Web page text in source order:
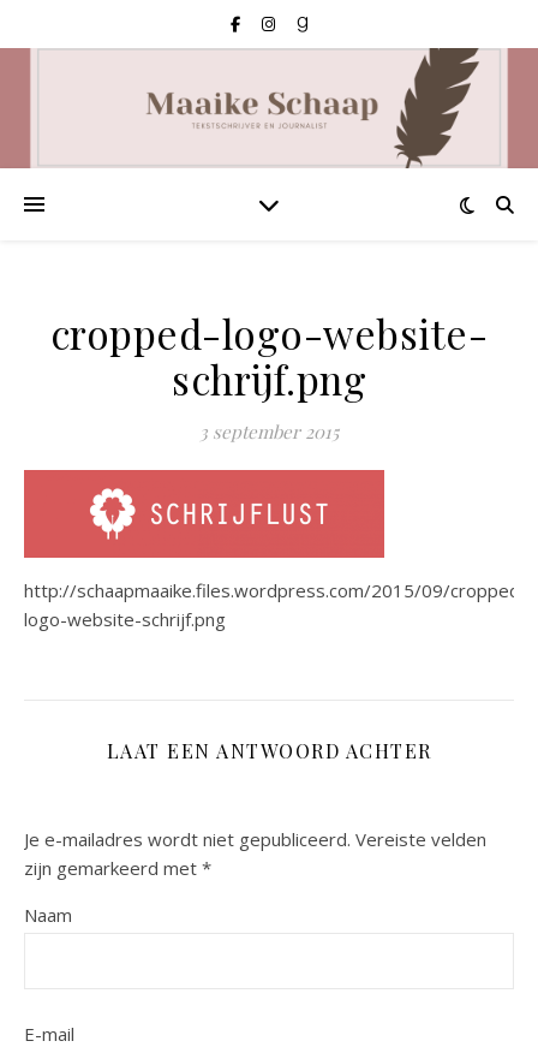
cropped-logo-website-
schrijf.png
3 september 2015
http://schaapmaaike.files.wordpress.com/2015/09/cropped-
logo-website-schrijf.png
LAAT EEN ANTWOORD ACHTER
Je e-mailadres wordt niet gepubliceerd. Vereiste velden
zijn gemarkeerd met *
Naam
E-mail